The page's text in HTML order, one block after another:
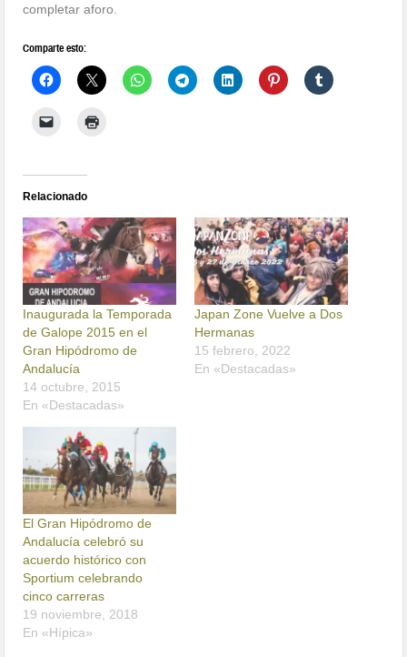
completar aforo.
Comparte esto:
Relacionado
Inaugurada la Temporada
de Galope 2015 en el
Gran Hipódromo de
Andalucía
14 octubre, 2015
En «Destacadas»
Japan Zone Vuelve a Dos
Hermanas
15 febrero, 2022
En «Destacadas»
El Gran Hipódromo de
Andalucía celebró su
acuerdo histórico con
Sportium celebrando
cinco carreras
19 noviembre, 2018
En «Hípica»